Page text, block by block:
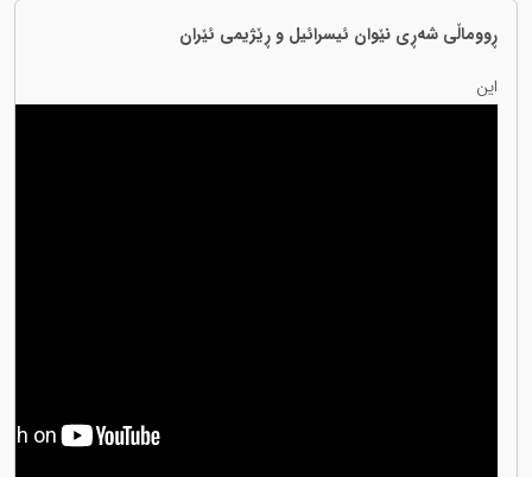
ڕووماڵی شەڕی نێوان ئیسرائیل و ڕێژیمی ئێران
این